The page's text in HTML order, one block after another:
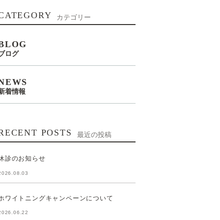
カテゴリー
ログ
着情報
POSTS 最近の投稿
診のお知らせ
ワイトニングキャンペーンについて